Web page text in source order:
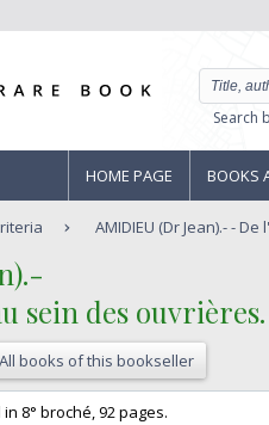
Search
HOME PAGE BOOKS
AMIDIEU (Dr Jean).- -
sein des
All books of this bookseller
8° broché, 92 pages.